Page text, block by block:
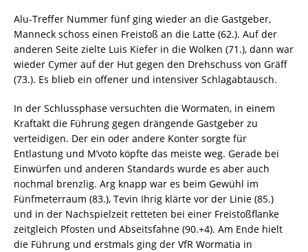
Alu-Treffer Nummer fünf ging wieder an die Gastgeber,
Manneck schoss einen Freistoß an die Latte (62.). Auf der
anderen Seite zielte Luis Kiefer in die Wolken (71.), dann war
wieder Cymer auf der Hut gegen den Drehschuss von Gräff
(73.). Es blieb ein offener und intensiver Schlagabtausch.
In der Schlussphase versuchten die Wormaten, in einem
Kraftakt die Führung gegen drängende Gastgeber zu
verteidigen. Der ein oder andere Konter sorgte für
Entlastung und M’voto köpfte das meiste weg. Gerade bei
Einwürfen und anderen Standards wurde es aber auch
nochmal brenzlig. Arg knapp war es beim Gewühl im
Fünfmeterraum (83.), Tevin Ihrig klärte vor der Linie (85.)
und in der Nachspielzeit retteten bei einer Freistoßflanke
zeitgleich Pfosten und Abseitsfahne (90.+4). Am Ende hielt
die Führung und erstmals ging der VfR Wormatia in